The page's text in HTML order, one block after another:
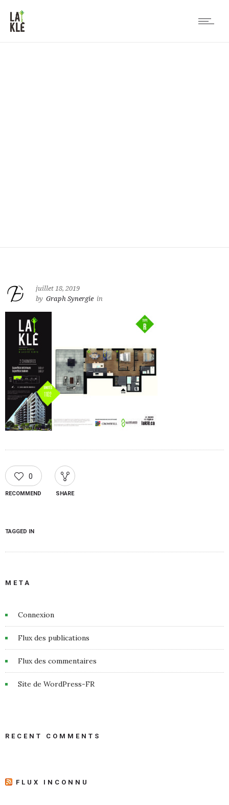
juillet 18, 2019
by Graph Synergie in
0
RECOMMEND SHARE
TAGGED IN
META
Connexion
Flux des publications
Flux des commentaires
Site de WordPress-FR
RECENT COMMENTS
FLUX INCONNU